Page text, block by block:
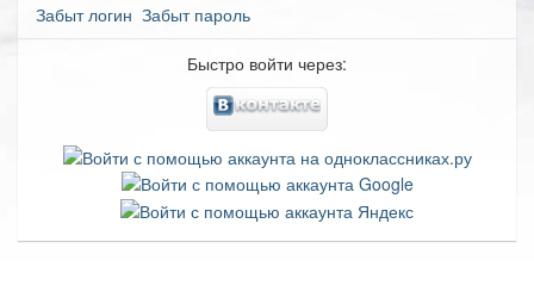
Забыт логин Забыт пароль
Быстро войти через: